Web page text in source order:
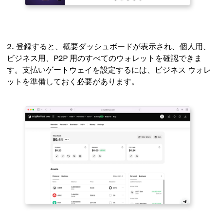
登録すると、概要ダッシュボードが表示され、個人用、
ビジネス用、P2P 用のすべてのウォレットを確認できま
す。支払いゲートウェイを設定するには、ビジネス ウォレ
ットを準備しておく必要があります。